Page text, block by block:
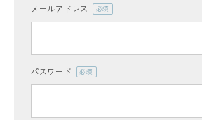
メールアドレス
(必
パスワード
(必